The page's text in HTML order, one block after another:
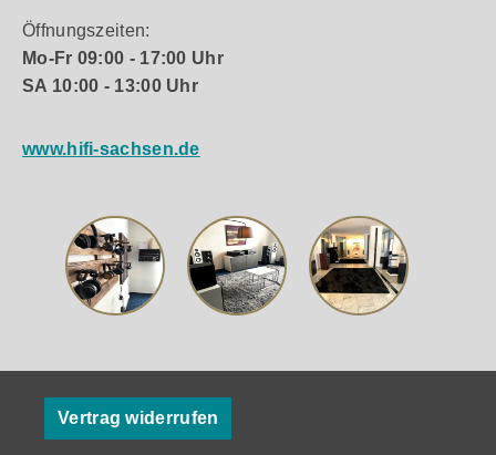
Öffnungszeiten:
Mo-Fr 09:00 - 17:00 Uhr
SA 10:00 - 13:00 Uhr
www.hifi-sachsen.de
Vertrag widerrufen